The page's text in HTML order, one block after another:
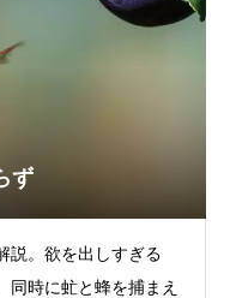
ず
説。欲を出しすぎる
同時に虻と蜂を捕まえ